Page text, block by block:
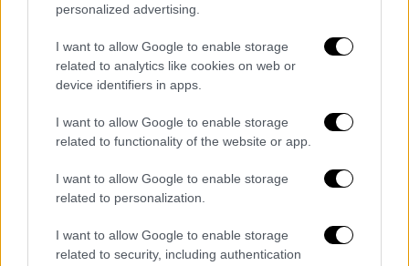
personalized advertising.
I want to allow Google to enable storage
related to analytics like cookies on web or
device identifiers in apps.
I want to allow Google to enable storage
related to functionality of the website or app.
I want to allow Google to enable storage
related to personalization.
I want to allow Google to enable storage
related to security, including authentication